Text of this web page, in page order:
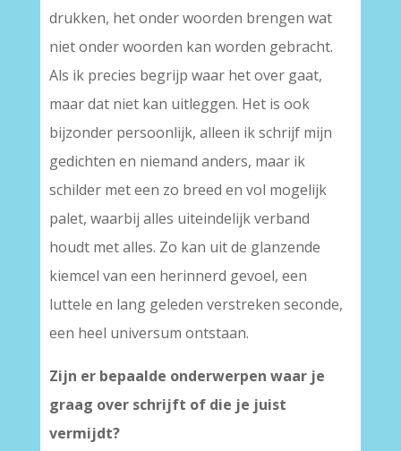
drukken, het onder woorden brengen wat
niet onder woorden kan worden gebracht.
Als ik precies begrijp waar het over gaat,
maar dat niet kan uitleggen. Het is ook
bijzonder persoonlijk, alleen ik schrijf mijn
gedichten en niemand anders, maar ik
schilder met een zo breed en vol mogelijk
palet, waarbij alles uiteindelijk verband
houdt met alles. Zo kan uit de glanzende
kiemcel van een herinnerd gevoel, een
luttele en lang geleden verstreken seconde,
een heel universum ontstaan.
Zijn er bepaalde onderwerpen waar je
graag over schrijft of die je juist
vermijdt?